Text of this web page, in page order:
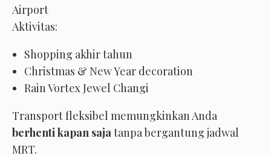
Airport
Aktivitas:
Shopping akhir tahun
Christmas & New Year decoration
Rain Vortex Jewel Changi
Transport fleksibel memungkinkan Anda
berhenti kapan sajatanpa bergantung jadwal
MRT.